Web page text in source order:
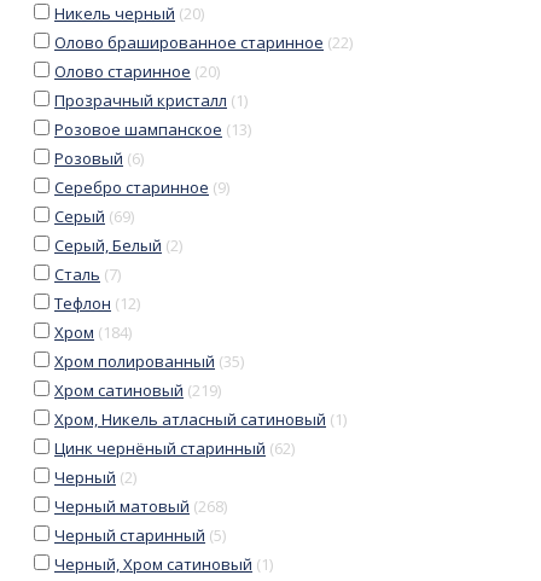
Никель черный (20)
Олово брашированное старинное (22)
Олово старинное (20)
Прозрачный кристалл (1)
Розовое шампанское (13)
Розовый (6)
Серебро старинное (9)
Серый (69)
Серый, Белый (2)
Сталь (7)
Тефлон (12)
Хром (184)
Хром полированный (35)
Хром сатиновый (219)
Хром, Никель атласный сатиновый (1)
Цинк чернёный старинный (62)
Черный (2)
Черный матовый (268)
Черный старинный (5)
Черный, Хром сатиновый (1)